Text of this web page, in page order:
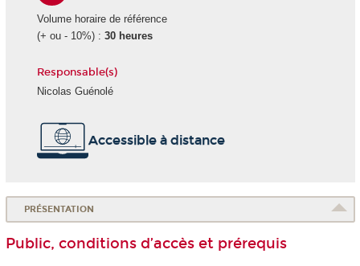
Volume horaire de référence
(+ ou - 10%) : 30 heures
Responsable(s)
Nicolas Guénolé
Accessible à distance
PRÉSENTATION
Public, conditions d’accès et prérequis